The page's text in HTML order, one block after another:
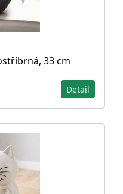
33 cm
Detail